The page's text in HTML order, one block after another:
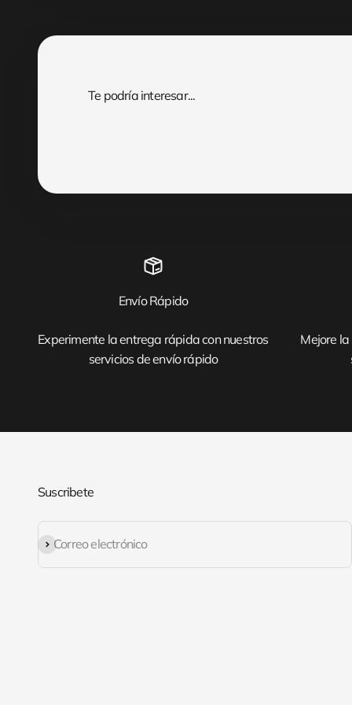
Envío Rápido
Experimente la entrega rápida con nuestros
servicios de envío rápido
Mejore
Suscribete
Correo electrónico
Suscribirse